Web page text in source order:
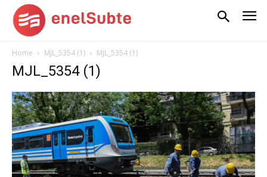
Home MJL_5354 (1) MJL_5354 (1)
MJL_5354 (1)